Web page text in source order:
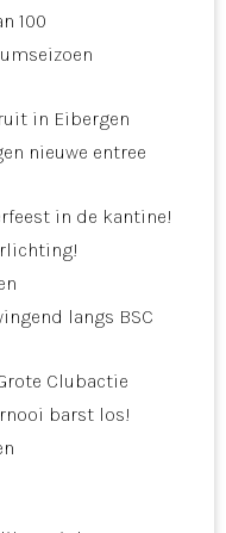
100
in Eibergen
nieuwe entree
in de kantine!
langs BSC
Clubactie
barst los!